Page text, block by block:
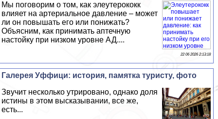
Мы поговорим о том, как элеутерококк
влияет на артериальное давление – может
ли он повышать его или понижать?
Объясним, как принимать аптечную
настойку при низком уровне АД....
22 06 2026 2:13:18
Галерея Уффици: история, памятка туристу, фото
Звучит несколько утрировано, однако доля
истины в этом высказывании, все же,
есть...